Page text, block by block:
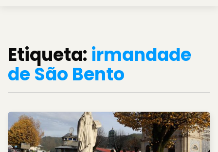
Etiqueta: irmandade
de São Bento